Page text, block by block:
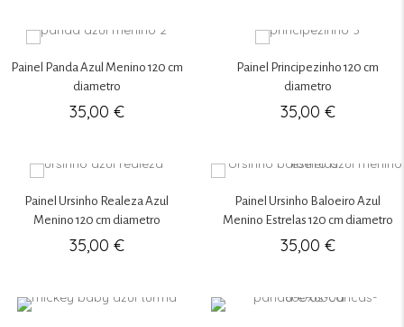
Painel Panda Azul Menino 120 cm
diametro
35,00 €
Painel Principezinho 120 cm
diametro
35,00 €
Painel Ursinho Realeza Azul
Menino 120 cm diametro
35,00 €
Painel Ursinho Baloeiro Azul
Menino Estrelas 120 cm diametro
35,00 €